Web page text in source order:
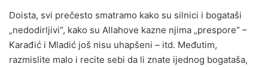
Doista, svi prečesto smatramo kako su silnici i bogataši
„nedodirljivi“, kako su Allahove kazne njima „prespore“ –
Karađić i Mladić još nisu uhapšeni – itd. Međutim,
razmislite malo i recite sebi da li znate ijednog bogataša,